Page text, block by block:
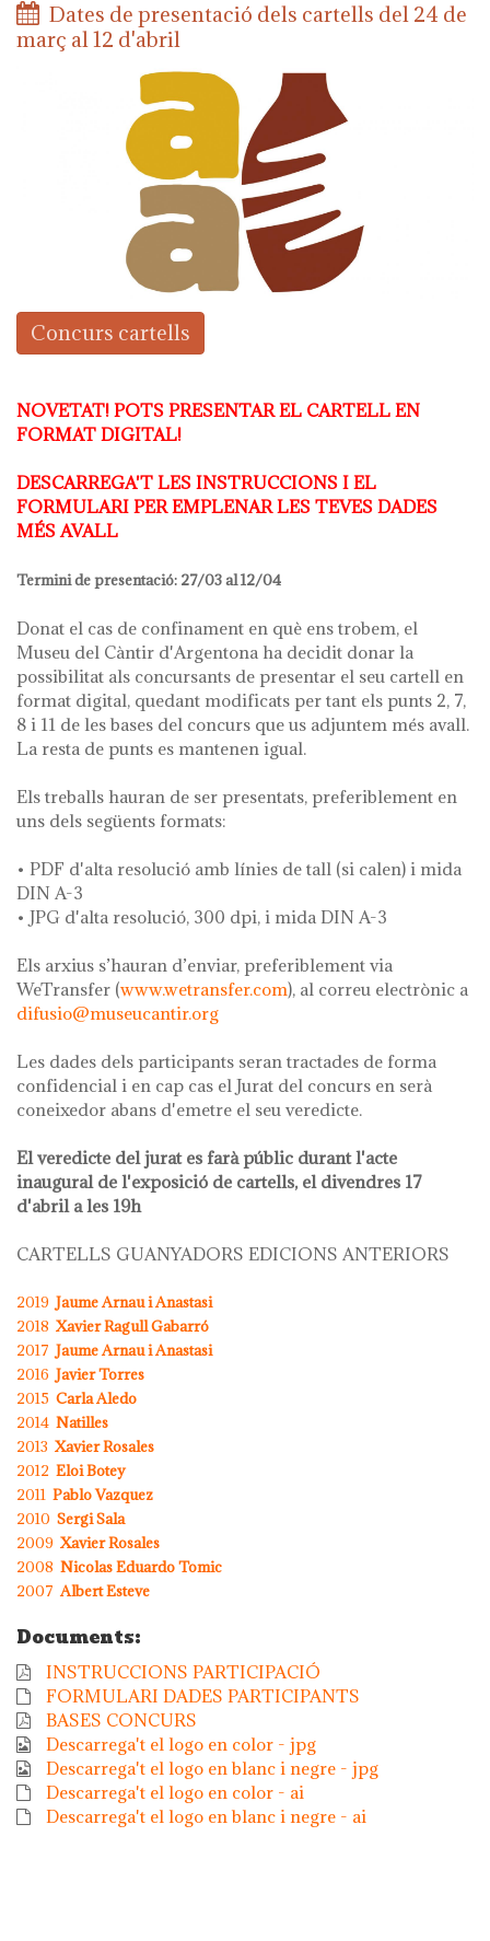
Dates de presentació dels cartells del 24 de
març al 12 d'abril
Concurs cartells
NOVETAT! POTS PRESENTAR EL CARTELL EN
FORMAT DIGITAL!
DESCARREGA'T LES INSTRUCCIONS I EL
FORMULARI PER EMPLENAR LES TEVES DADES
MÉS AVALL
Termini de presentació: 27/03 al 12/04
Donat el cas de confinament en què ens trobem, el
Museu del Càntir d'Argentona ha decidit donar la
possibilitat als concursants de presentar el seu cartell en
format digital, quedant modificats per tant els punts 2, 7,
8 i 11 de les bases del concurs que us adjuntem més avall.
La resta de punts es mantenen igual.
Els treballs hauran de ser presentats, preferiblement en
uns dels següents formats:
• PDF d'alta resolució amb línies de tall (si calen) i mida
DIN A-3
• JPG d'alta resolució, 300 dpi, i mida DIN A-3
Els arxius s’hauran d’enviar, preferiblement via
WeTransfer (www.wetransfer.com), al correu electrònic a
difusio@museucantir.org
Les dades dels participants seran tractades de forma
confidencial i en cap cas el Jurat del concurs en serà
coneixedor abans d'emetre el seu veredicte.
El veredicte del jurat es farà públic durant l'acte
inaugural de l'exposició de cartells, el divendres 17
d'abril a les 19h
CARTELLS GUANYADORS EDICIONS ANTERIORS
2019 Jaume Arnau i Anastasi
2018 Xavier Ragull Gabarró
2017 Jaume Arnau i Anastasi
2016 Javier Torres
2015 Carla Aledo
2014 Natilles
2013 Xavier Rosales
2012 Eloi Botey
2011 Pablo Vazquez
2010 Sergi Sala
2009 Xavier Rosales
2008 Nicolas Eduardo Tomic
2007 Albert Esteve
Documents:
INSTRUCCIONS PARTICIPACIÓ
FORMULARI DADES PARTICIPANTS
BASES CONCURS
Descarrega't el logo en color - jpg
Descarrega't el logo en blanc i negre - jpg
Descarrega't el logo en color - ai
Descarrega't el logo en blanc i negre - ai